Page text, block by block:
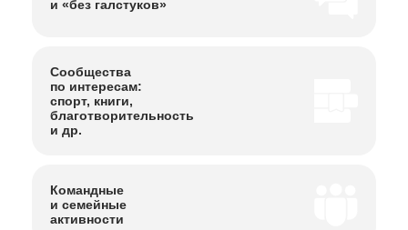
и «без галстуков»
Сообщества
по интересам:
спорт, книги,
благотворительность
и др.
Командные
и семейные
активности